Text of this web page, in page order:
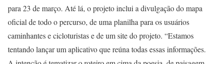
para 23 de março. Até lá, o projeto inclui a divulgação do mapa
oficial de todo o percurso, de uma planilha para os usuários
caminhantes e cicloturistas e de um site do projeto. “Estamos
tentando lançar um aplicativo que reúna todas essas informações.